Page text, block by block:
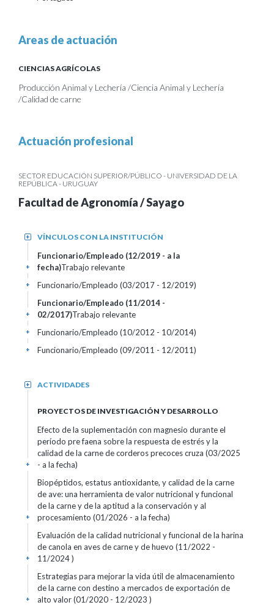
Areas de actuación
CIENCIAS AGRÍCOLAS
Producción Animal y Lechería /Ciencia Animal y Lechería
/Calidad de carne
Actuación profesional
SECTOR EDUCACIÓN SUPERIOR/PÚBLICO - UNIVERSIDAD DE LA
REPÚBLICA - URUGUAY
Facultad de Agronomía / Sayago
VÍNCULOS CON LA INSTITUCIÓN
+
Funcionario/Empleado (12/2019 - a la
fecha)Trabajo relevante
+
Funcionario/Empleado (03/2017 - 12/2019)
+
Funcionario/Empleado (11/2014 -
02/2017)Trabajo relevante
+
Funcionario/Empleado (10/2012 - 10/2014)
+
Funcionario/Empleado (09/2011 - 12/2011)
+
ACTIVIDADES
+
PROYECTOS DE INVESTIGACIÓN Y DESARROLLO
Efecto de la suplementación con magnesio durante el
período pre faena sobre la respuesta de estrés y la
calidad de la carne de corderos precoces cruza (03/2025
- a la fecha)
+
Biopéptidos, estatus antioxidante, y calidad de la carne
de ave: una herramienta de valor nutricional y funcional
de la carne y de la aptitud a la conservación y al
procesamiento (01/2026 - a la fecha)
+
Evaluación de la calidad nutricional y funcional de la harina
de canola en aves de carne y de huevo (11/2022 -
11/2024 )
+
Estrategias para mejorar la vida útil de almacenamiento
de la carne con destino a mercados de exportación de
alto valor (01/2020 - 12/2023 )
+